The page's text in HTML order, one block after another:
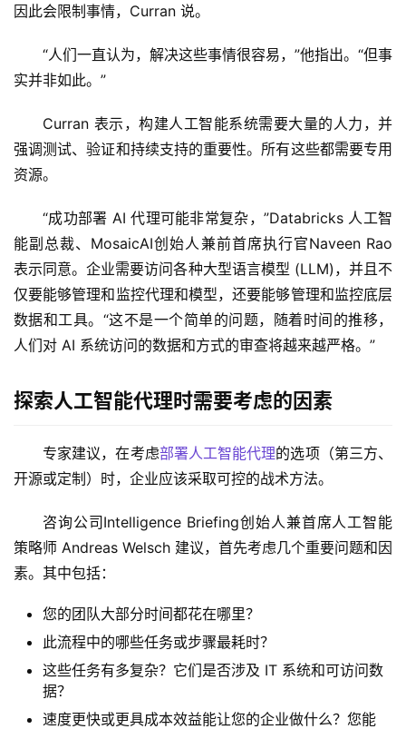
因此会限制事情，Curran 说。
“人们一直认为，解决这些事情很容易，”他指出。“但事
实并非如此。”
Curran 表示，构建人工智能系统需要大量的人力，并
强调测试、验证和持续支持的重要性。所有这些都需要专用
资源。
“成功部署 AI 代理可能非常复杂，”Databricks 人工智
能副总裁、MosaicAI创始人兼前首席执行官Naveen Rao
表示同意。企业需要访问各种大型语言模型 (LLM)，并且不
仅要能够管理和监控代理和模型，还要能够管理和监控底层
数据和工具。“这不是一个简单的问题，随着时间的推移，
人们对 AI 系统访问的数据和方式的审查将越来越严格。”
探索人工智能代理时需要考虑的因素
专家建议，在考虑部署人工智能代理的选项（第三方、
开源或定制）时，企业应该采取可控的战术方法。
咨询公司Intelligence Briefing创始人兼首席人工智能
策略师 Andreas Welsch 建议，首先考虑几个重要问题和因
素。其中包括：
您的团队大部分时间都花在哪里？
此流程中的哪些任务或步骤最耗时？
这些任务有多复杂？它们是否涉及 IT 系统和可访问数
据？
速度更快或更具成本效益能让您的企业做什么？您能